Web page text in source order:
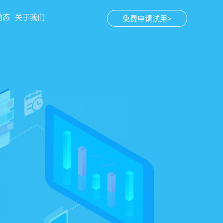
免费申请试用>
态 关于我们